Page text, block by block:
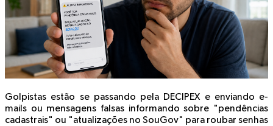
Golpistas estão se passando pela DECIPEX e enviando e-
mails ou mensagens falsas informando sobre "pendências
cadastrais" ou "atualizações no SouGov" para roubar senhas